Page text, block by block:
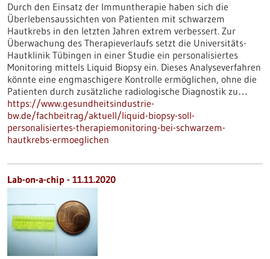
Durch den Einsatz der Immuntherapie haben sich die
Überlebensaussichten von Patienten mit schwarzem
Hautkrebs in den letzten Jahren extrem verbessert. Zur
Überwachung des Therapieverlaufs setzt die Universitäts-
Hautklinik Tübingen in einer Studie ein personalisiertes
Monitoring mittels Liquid Biopsy ein. Dieses Analyseverfahren
könnte eine engmaschigere Kontrolle ermöglichen, ohne die
Patienten durch zusätzliche radiologische Diagnostik zu…
https://www.gesundheitsindustrie-
bw.de/fachbeitrag/aktuell/liquid-biopsy-soll-
personalisiertes-therapiemonitoring-bei-schwarzem-
hautkrebs-ermoeglichen
Lab-on-a-chip - 11.11.2020